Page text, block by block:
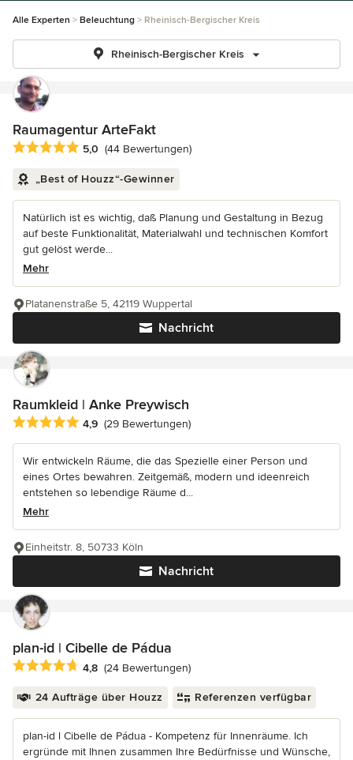
Alle Experten Beleuchtung Rheinisch-Bergischer Kreis
Rheinisch-Bergischer Kreis
Raumagentur ArteFakt
Durchschnittliche Bewertung: 5 von 5 Sternen
5,0 (44 Bewertungen)
„Best of Houzz“-Gewinner
Natürlich ist es wichtig, daß Planung und Gestaltung in Bezug
auf beste Funktionalität, Materialwahl und technischen Komfort
gut gelöst werde...
Mehr
Nachricht
Platanenstraße 5, 42119 Wuppertal
Raumkleid | Anke Preywisch
Durchschnittliche Bewertung: 4.9 von 5 Sternen
4,9 (29 Bewertungen)
Wir entwickeln Räume, die das Spezielle einer Person und
eines Ortes bewahren. Zeitgemäß, modern und ideenreich
entstehen so lebendige Räume d...
Mehr
Nachricht
Einheitstr. 8, 50733 Köln
plan-id | Cibelle de Pádua
Durchschnittliche Bewertung: 4.8 von 5 Sternen
4,8 (24 Bewertungen)
24 Aufträge über Houzz Referenzen verfügbar
plan-id l Cibelle de Pádua - Kompetenz für Innenräume. Ich
ergründe mit Ihnen zusammen Ihre Bedürfnisse und Wünsche,